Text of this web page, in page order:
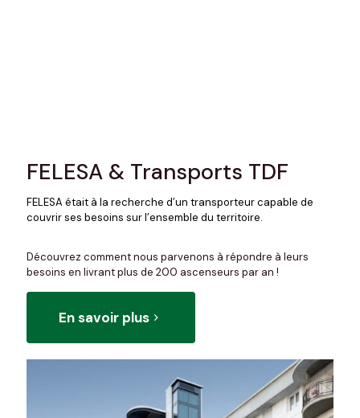
FELESA & Transports TDF
FELESA était à la recherche d’un transporteur capable de
couvrir ses besoins sur l’ensemble du territoire.
Découvrez comment nous parvenons à répondre à leurs
besoins en livrant plus de 200 ascenseurs par an !
En savoir plus